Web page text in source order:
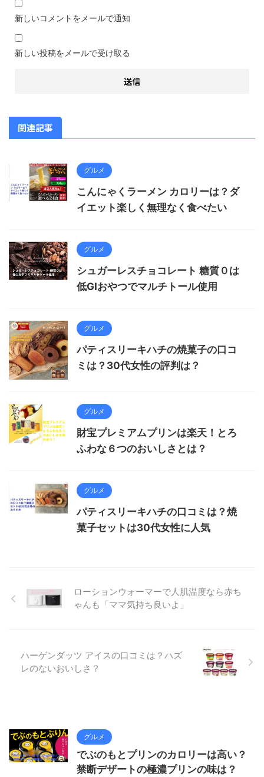
新しいコメントをメールで通知
新しい投稿をメールで受け取る
関連記事
グルメ
こんにゃくラーメン カロリーは？ダ
イエット楽しく無理なく食べたい
グルメ
シュガーレスチョコレート 糖質０は
低GIおやつでマルチトール使用
グルメ
パティスリーキハチの焼菓子の口コ
ミは？30代女性の評判は？
グルメ
財宝プレミアムプリンは楽天！とろ
ふわな６つのおいしさとは？
グルメ
パティスリーキハチの口コミは？焼
菓子セットは30代女性に人気
ローションウォーマーで人肌温度なら赤ち
ゃんも「ママ気持ち良いよ」
ハーゲンダッツ アイスの口コミは？ハズ
レのないおいしさ？
グルメ
でぶのもとプリンのカロリーは高い？
禁断デザートの極濃プリンの味は？